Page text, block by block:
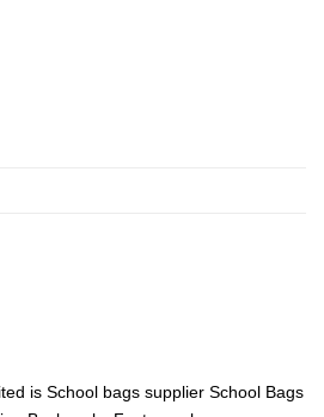
is School bags supplier School Bags